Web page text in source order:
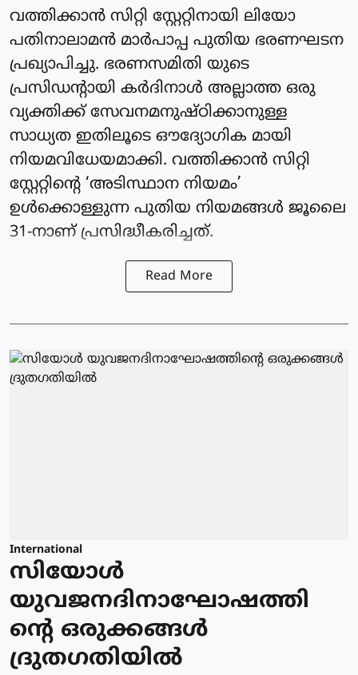
വത്തിക്കാന്‍ സിറ്റി സ്റ്റേറ്റിനായി ലിയോ
പതിനാലാമന്‍ മാര്‍പാപ്പ പുതിയ ഭരണഘടന
പ്രഖ്യാപിച്ചു. ഭരണസമിതി യുടെ
പ്രസിഡന്റായി കര്‍ദിനാള്‍ അല്ലാത്ത ഒരു
വ്യക്തിക്ക് സേവനമനുഷ്ഠിക്കാനുള്ള
സാധ്യത ഇതിലൂടെ ഔദ്യോഗിക മായി
നിയമവിധേയമാക്കി. വത്തിക്കാന്‍ സിറ്റി
സ്റ്റേറ്റിന്റെ ‘അടിസ്ഥാന നിയമം’
ഉള്‍ക്കൊള്ളുന്ന പുതിയ നിയമങ്ങള്‍ ജൂലൈ
31-നാണ് പ്രസിദ്ധീകരിച്ചത്.
Read More
International
സിയോള്‍
യുവജനദിനാഘോഷത്തി
ന്റെ ഒരുക്കങ്ങള്‍
ദ്രുതഗതിയില്‍